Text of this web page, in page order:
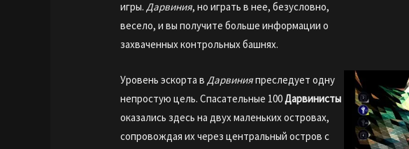
игры.Дарвиния, но играть в нее, безусловно,
весело, и вы получите больше информации о
захваченных контрольных башнях.
Уровень эскорта вДарвинияпреследует одну
непростую цель. Спасательные 100Дарвинисты
оказались здесь на двух маленьких островах,
сопровождая их через центральный остров с